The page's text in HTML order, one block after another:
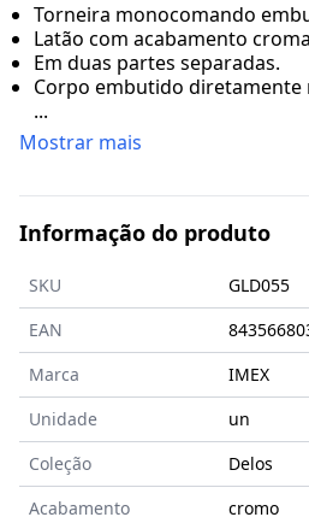
Torneira monocomando
Latão com acabamento
Em duas partes separadas.
Corpo embutido diretamente
...
Mostrar mais
Informação do produto
SKU
GLD055
EAN
Marca
IMEX
Unidade
un
Coleção
Delos
Acabamento
cromo